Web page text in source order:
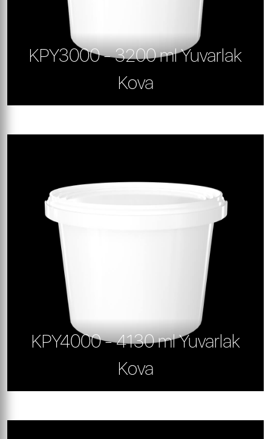
KPY3000 - 3200 ml Yuvarlak
Kova
KPY4000 - 4130 ml Yuvarlak
Kova